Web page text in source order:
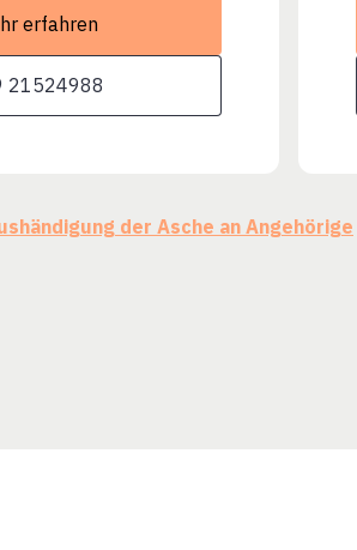
erfahren
21524988
der Asche an Angehörige